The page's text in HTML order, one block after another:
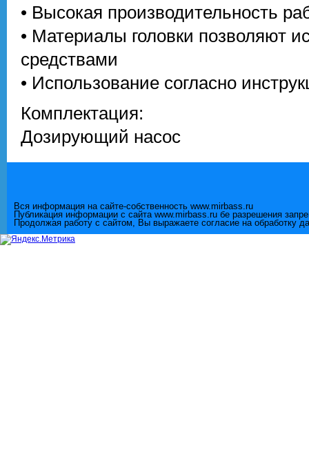
• Высокая производительность
• Материалы головки позволяют
средствами
• Использование согласно
Комплектация:
Дозирующий насос
Вся информация на сайте-собственность www.mirbass.ru
Публикация информации с сайта www.mirbass.ru бе разрешения
Продолжая работу с сайтом, Вы выражаете согласие на обработку